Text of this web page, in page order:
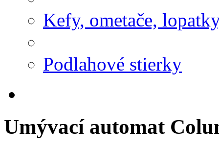
Kefy, ometače,
Podlahové stierky
Umývací automat